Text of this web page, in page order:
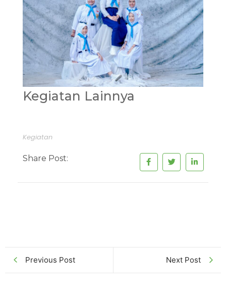
Kegiatan Lainnya
Kegiatan
Share Post:
Previous Post Next Post